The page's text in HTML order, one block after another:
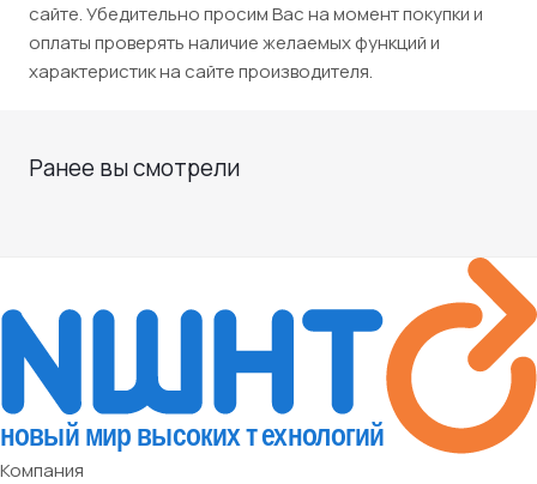
сайте. Убедительно просим Вас на момент покупки и
оплаты проверять наличие желаемых функций и
характеристик на сайте производителя.
Ранее вы смотрели
Компания